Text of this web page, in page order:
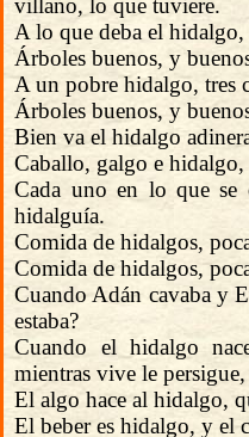
villano, lo que tuviere.
A lo que deba el hidalgo,
Árboles buenos, y
A un pobre hidalgo, tres
Árboles buenos, y
Bien va el hidalgo
Caballo, galgo e
Cada uno en lo que se
hidalguía.
Comida de hidalgos,
Comida de hidalgos,
Cuando Adán cavaba y
estaba?
Cuando el hidalgo
mientras vive le
El algo hace al hidalgo,
El beber es hidalgo, y el